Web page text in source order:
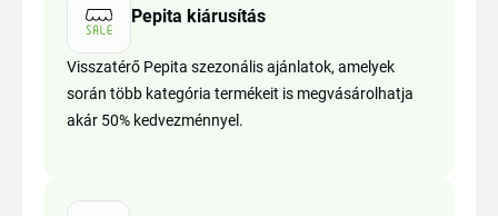
Pepita kiárusítás
Visszatérő Pepita szezonális ajánlatok, amelyek
során több kategória termékeit is megvásárolhatja
akár 50% kedvezménnyel.